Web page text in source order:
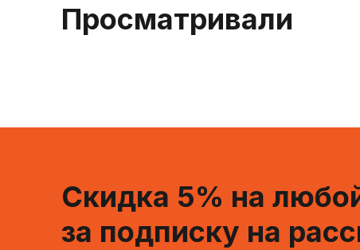
Просматривали
Скидка 5% на
за подписку на